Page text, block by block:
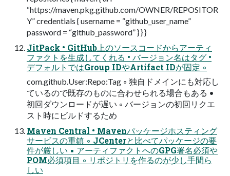
“https://maven.pkg.github.com/OWNER/REPOSITOR
Y” credentials { username = “github_user_name”
password = “github_password” } } }
JitPack • GitHub上のソースコードからアーティ
ファクトを生成してくれる • バージョン名はタグ •
デフォルトではGroup IDやArtifact IDが固定 ◦
com.github.User:Repo:Tag ◦ 独自ドメインにも対応し
ているので既存のものに合わせられる場合もある •
初回ダウンロードが遅い ◦ バージョンの初回リクエ
スト時にビルドするため
Maven Central • Mavenパッケージホスティング
サービスの重鎮 ◦ JCenterと比べてパッケージの要
件が厳しい ▪ アーティファクトへのGPG署名必須や
POM必須項目 ◦ リポジトリを作るのが少し手間ら
しい